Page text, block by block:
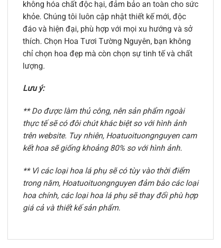
không hóa chất độc hại, đảm bảo an toàn cho sức
khỏe. Chúng tôi luôn cập nhật thiết kế mới, độc
đáo và hiện đại, phù hợp với mọi xu hướng và sở
thích. Chọn Hoa Tươi Tường Nguyên, bạn không
chỉ chọn hoa đẹp mà còn chọn sự tinh tế và chất
lượng.
Lưu ý:
** Do được làm thủ công, nên sản phẩm ngoài
thực tế sẽ có đôi chút khác biệt so với hình ảnh
trên website. Tuy nhiên, Hoatuoituongnguyen cam
kết hoa sẽ giống khoảng 80% so với hình ảnh.
** Vì các loại hoa lá phụ sẽ có tùy vào thời điểm
trong năm, Hoatuoituongnguyen đảm bảo các loại
hoa chính, các loại hoa lá phụ sẽ thay đổi phù hợp
giá cả và thiết kế sản phẩm.